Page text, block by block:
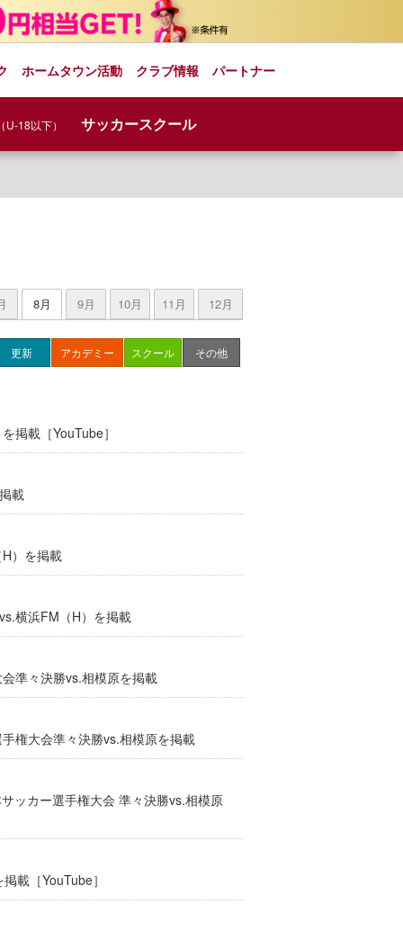
U-18以下） サッカースクール
ホームタウン活動 クラブ情報 パートナー
8月 9月 10月 11月 12月
更新 アカデミー スクール その他
掲載［YouTube］
載
）を掲載
横浜FM（H）を掲載
準々決勝vs.相模原を掲載
権大会準々決勝vs.相模原を掲載
ッカー選手権大会 準々決勝vs.相模原
載［YouTube］